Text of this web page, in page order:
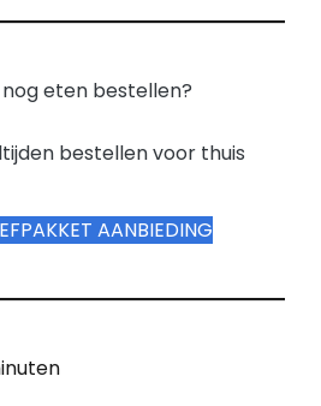
eten bestellen?
bestellen voor thuis
AANBIEDING